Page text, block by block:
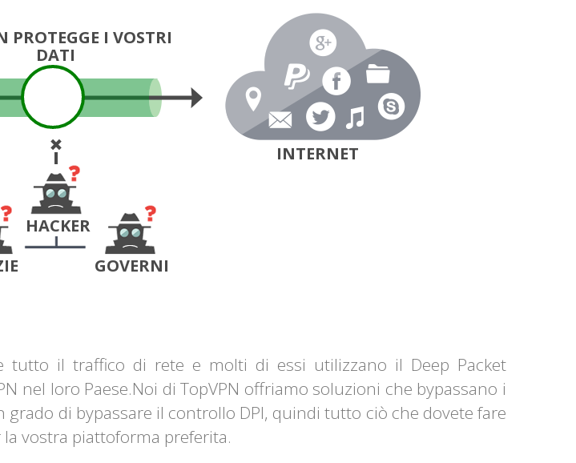
INTERNET
PROTEGGE I VOSTRI
DATI
HACKER
GOVERNI
il traffico di rete e molti di essi utilizzano il Deep Packet
nel loro Paese.Noi di TopVPN offriamo soluzioni che bypassano i
di bypassare il controllo DPI, quindi tutto ciò che dovete fare
vostra piattoforma preferita.